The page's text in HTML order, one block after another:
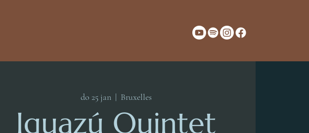
do 25 jan
  |
Bruxelles
Iguazú Quintet